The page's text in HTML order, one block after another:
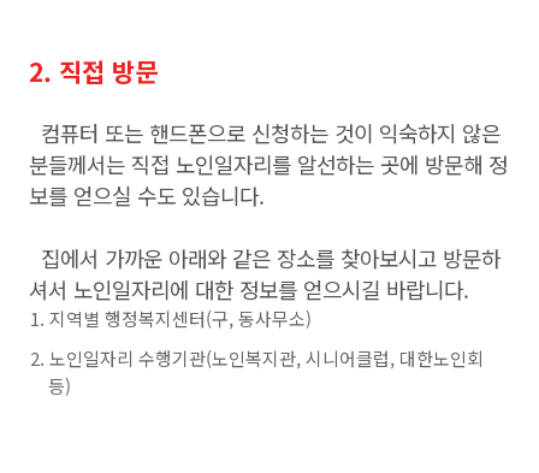
2. 직접 방문
컴퓨터 또는 핸드폰으로 신청하는 것이 익숙하지 않은
분들께서는 직접 노인일자리를 알선하는 곳에 방문해 정
보를 얻으실 수도 있습니다.
집에서 가까운 아래와 같은 장소를 찾아보시고 방문하
셔서 노인일자리에 대한 정보를 얻으시길 바랍니다.
지역별 행정복지센터(구, 동사무소)
노인일자리 수행기관(노인복지관, 시니어클럽, 대한노인회
등)